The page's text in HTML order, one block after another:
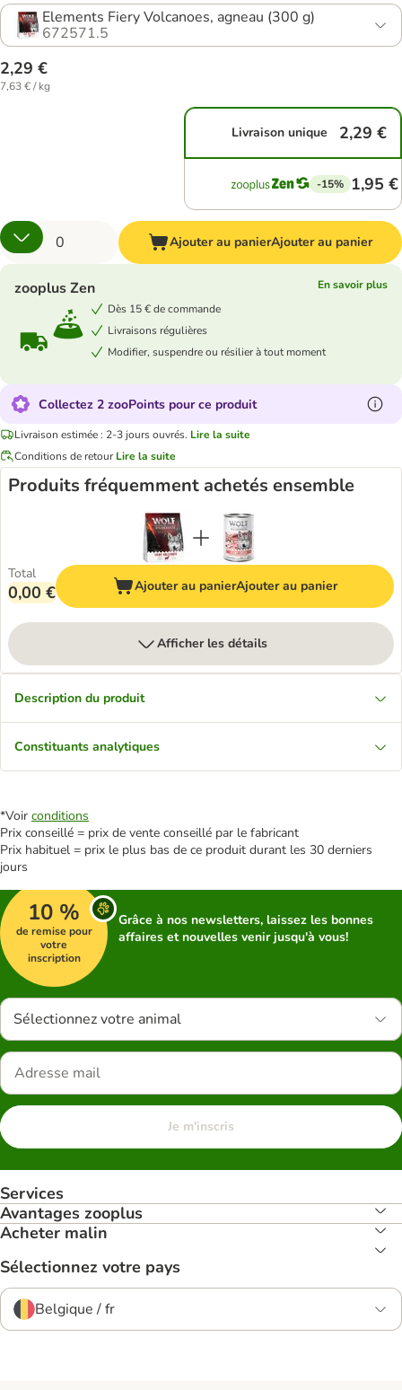
Elements Fiery Volcanoes, agneau (300 g)
672571.5
2,29 €
7,63 € / kg
Livraison unique 2,29 €
-15% 1,95 €
Ajouter au panierAjouter au panier
zooplus Zen
En savoir plus
Dès 15 € de commande
Livraisons régulières
Modifier, suspendre ou résilier à tout moment
Collectez 2 zooPoints pour ce produit
Livraison estimée : 2-3 jours ouvrés. Lire la suite
Conditions de retour Lire la suite
Produits fréquemment achetés ensemble
Total
0,00 € Ajouter au panierAjouter au panier
Afficher les détails
Description du produit
Constituants analytiques
*Voir conditions
Prix conseillé = prix de vente conseillé par le fabricant
Prix habituel = prix le plus bas de ce produit durant les 30 derniers
jours
10 %
de remise pour
votre
inscription
Grâce à nos newsletters, laissez les bonnes
affaires et nouvelles venir jusqu'à vous!
Sélectionnez votre animal
Je m'inscris
Services
Avantages zooplus
Acheter malin
Sélectionnez votre pays
Belgique / fr